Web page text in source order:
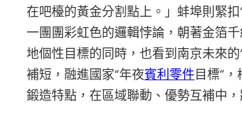
在吧檯的黃金分割點上。」蚌埠則緊
一團團彩虹色的邏輯悖論，朝著金箔
地個性目標的同時，也看到南京未來
補短，融進國家“年夜賓利零件目標”
鍛造特點，在區域聯動、優勢互補中